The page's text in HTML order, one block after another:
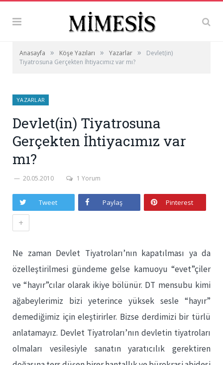
Anasayfa » Köşe Yazıları » Yazarlar »
Devlet(in)
Tiyatrosuna Gerçekten İhtiyacımız var mı?
YAZARLAR
Devlet(in) Tiyatrosuna
Gerçekten İhtiyacımız var
mı?
20.05.2010 1 Yorum
Tweet Paylaş Pinterest
+
Ne zaman Devlet Tiyatroları’nın kapatılması ya da
özelleştirilmesi gündeme gelse kamuoyu “evet”çiler
ve “hayır”cılar olarak ikiye bölünür. DT mensubu kimi
ağabeylerimiz bizi yeterince yüksek sesle “hayır”
demediğimiz için eleştirirler. Bizse derdimizi bir türlü
anlatamayız. Devlet Tiyatroları’nın devletin tiyatroları
olmaları vesilesiyle sanatın yaratıcılık gerektiren